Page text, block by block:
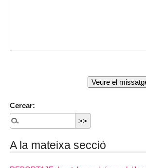
Cercar:
A la mateixa secció